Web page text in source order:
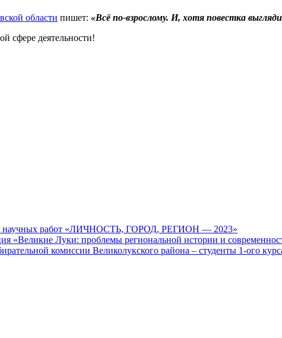
области пишет: «Всё по-взрослому. И, хотя повестка
сфере деятельности!
научных работ «ЛИЧНОСТЬ, ГОРОД, РЕГИОН — 2023»
«Великие Луки: проблемы региональной истории и
комиссии Великолукского района – студенты 1-ого